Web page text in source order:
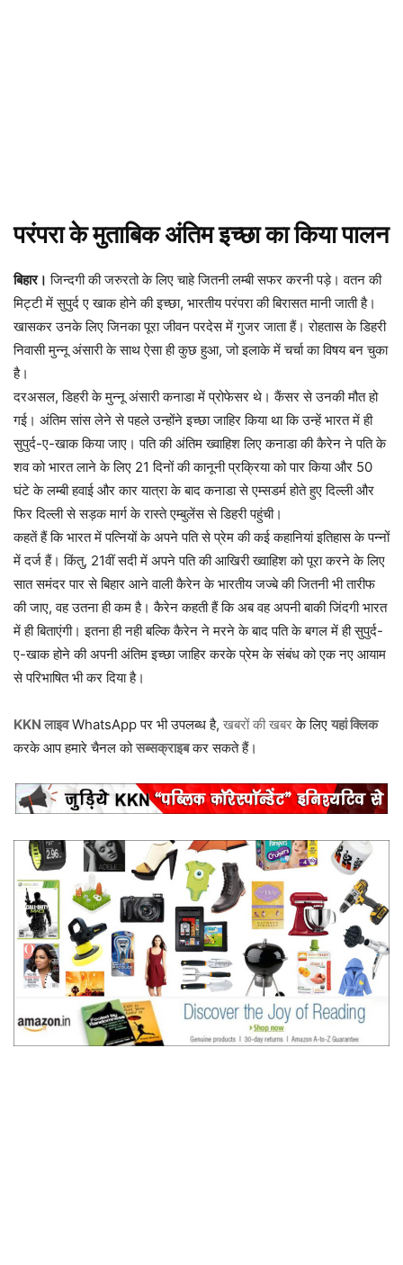
परंपरा के मुताबिक अंतिम इच्छा का किया पालन
बिहार। जिन्दगी की जरुरतो के लिए चाहे जितनी लम्बी सफर करनी पड़े। वतन की
मिट्टी में सुपुर्द ए खाक होने की इच्छा, भारतीय परंपरा की बिरासत मानी जाती है।
खासकर उनके लिए जिनका पूरा जीवन परदेस में गुजर जाता हैं। रोहतास के डिहरी
निवासी मुन्नू अंसारी के साथ ऐसा ही कुछ हुआ, जो इलाके में चर्चा का विषय बन चुका
है।
दरअसल, डिहरी के मुन्नू अंसारी कनाडा में प्रोफेसर थे। कैंसर से उनकी मौत हो
गई। अंतिम सांस लेने से पहले उन्होंने इच्छा जाहिर किया था कि उन्हें भारत में ही
सुपुर्द-ए-खाक किया जाए। पति की अंतिम ख्वाहिश लिए कनाडा की कैरेन ने पति के
शव को भारत लाने के लिए 21 दिनों की कानूनी प्रक्रिया को पार किया और 50
घंटे के लम्बी हवाई और कार यात्रा के बाद कनाडा से एम्सडर्म होते हुए दिल्ली और
फिर दिल्ली से सड़क मार्ग के रास्ते एम्बुलेंस से डिहरी पहुंची।
कहतें हैं कि भारत में पत्नियों के अपने पति से प्रेम की कई कहानियां इतिहास के पन्नों
में दर्ज हैं। किंतु, 21वीं सदी में अपने पति की आखिरी ख्वाहिश को पूरा करने के लिए
सात समंदर पार से बिहार आने वाली कैरेन के भारतीय जज्बे की जितनी भी तारीफ
की जाए, वह उतना ही कम है। कैरेन कहती हैं कि अब वह अपनी बाकी जिंदगी भारत
में ही बिताएंगी। इतना ही नही बल्कि कैरेन ने मरने के बाद पति के बगल में ही सुपुर्द-
ए-खाक होने की अपनी अंतिम इच्छा जाहिर करके प्रेम के संबंध को एक नए आयाम
से परिभाषित भी कर दिया है।
KKN लाइवWhatsApp पर भी उपलब्ध है, खबरों की खबरके लिए यहां क्लिक
करके आप हमारे चैनल कोसब्सक्राइबकर सकते हैं।